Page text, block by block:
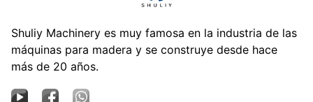
Shuliy Machinery es muy famosa en la industria de las
máquinas para madera y se construye desde hace
más de 20 años.